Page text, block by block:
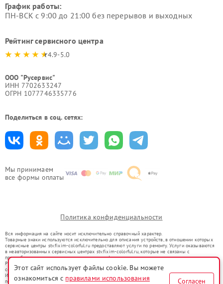
Мы принимаем
все формы оплаты
График работы:
ПН-ВСК с 9:00 до 21:00 без перерывов и выходных
Рейтинг сервисного центра
4.9-5.0
ООО "Русервис"
ИНН 7702633247
ОГРН 1077746335776
Поделиться в соц. сетях:
Политика конфиденциальности
Вся информация на сайте носит исключительно справочный характер.
Товарные знаки используются исключительно для описания устройств, в отношении которых
сервисные центры stv.fixim-colorful.ru предоставляют услуги по ремонту. Услуги оказываются
в неавторизованных сервисных центрах stv.fixim-colorful.ru, которые не связаны с
правообладателями товарных знаков или их официальными представителями.
Ремонт осуществляется для устройств, уже введенных в гражданский оборот в соответствии
со статьей 1487 ГК РФ.
Использование товарных знаков не преследует цели индивидуализации услуг или введения
потребителей в заблуждение, а служит для информирования о предоставляемых услугах по
Этот сайт использует файлы cookie. Вы можете
ознакомиться с правилами использования Согласен